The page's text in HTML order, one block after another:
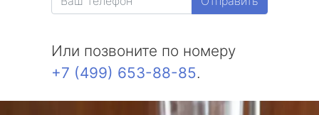
Или позвоните по номеру
+7 (499) 653-88-85.